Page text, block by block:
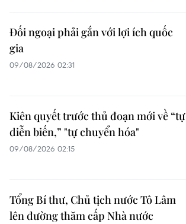
Đối ngoại phải gắn với lợi ích quốc
gia
09/08/2026 02:31
Kiên quyết trước thủ đoạn mới về “tự
diễn biến,” "tự chuyển hóa"
09/08/2026 02:15
Tổng Bí thư, Chủ tịch nước Tô Lâm
lên đường thăm cấp Nhà nước